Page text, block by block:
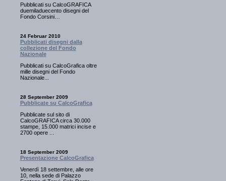
Pubblicati su CalcoGRAFICA
duemiladuecento disegni del
Fondo Corsini…
24 Februar 2010
Pubblicati disegni dalla
collezione del Fondo
Nazionale
Pubblicati su CalcoGrafica oltre
mille disegni del Fondo
Nazionale...
28 September 2009
Pubblicate su CalcoGrafica
Pubblicate sul sito di
CalcoGRAFICA circa 30.000
stampe, 15.000 matrici incise e
2700 opere ...
18 September 2009
Presentazione CalcoGrafica
Venerdì 18 settembre, alle ore
10, nella sede di Palazzo